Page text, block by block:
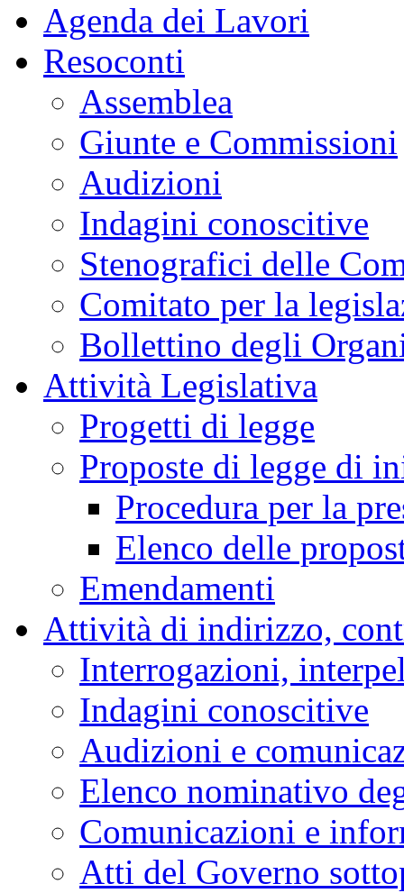
Agenda dei Lavori
Resoconti
Assemblea
Giunte e Commissioni
Audizioni
Indagini conoscitive
Stenografici delle
Comitato per la
Bollettino degli
Attività Legislativa
Progetti di legge
Proposte di legge di
Procedura per la
Elenco delle
Emendamenti
Attività di indirizzo,
Interrogazioni,
Indagini conoscitive
Audizioni e
Elenco nominativo
Comunicazioni e
Atti del Governo